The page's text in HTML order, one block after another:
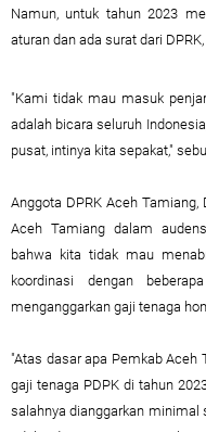
Namun, untuk tahun 2023
aturan dan ada surat dari
"Kami tidak mau masuk
adalah bicara seluruh
pusat, intinya kita sepakat,"
Anggota DPRK Aceh
Aceh Tamiang dalam
bahwa kita tidak mau
koordinasi dengan
menganggarkan gaji tenaga
"Atas dasar apa Pemkab Aceh
gaji tenaga PDPK di tahun
salahnya dianggarkan minimal